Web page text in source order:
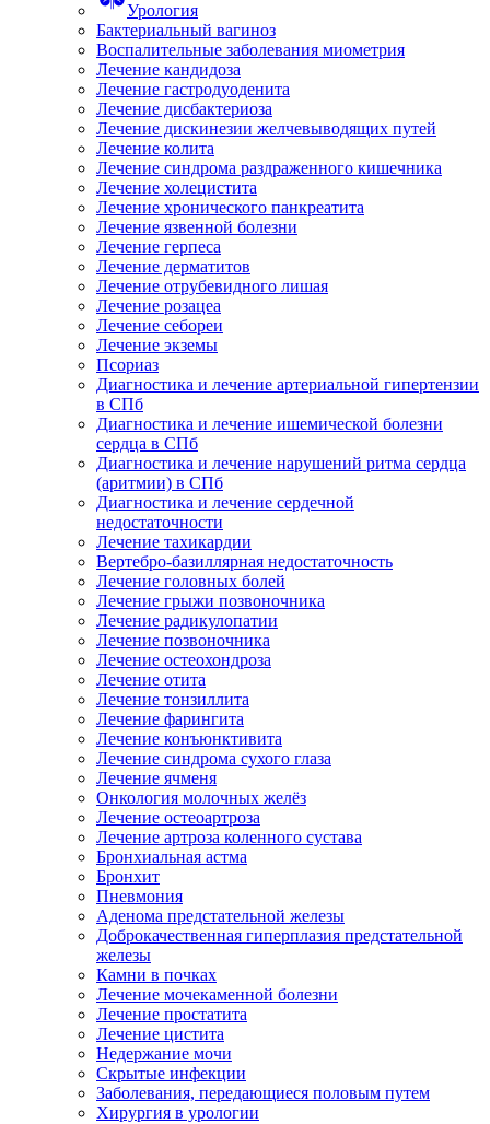
Урология
Бактериальный вагиноз
Воспалительные заболевания миометрия
Лечение кандидоза
Лечение гастродуоденита
Лечение дисбактериоза
Лечение дискинезии желчевыводящих путей
Лечение колита
Лечение синдрома раздраженного кишечника
Лечение холецистита
Лечение хронического панкреатита
Лечение язвенной болезни
Лечение герпеса
Лечение дерматитов
Лечение отрубевидного лишая
Лечение розацеа
Лечение себореи
Лечение экземы
Псориаз
Диагностика и лечение артериальной гипертензии
в СПб
Диагностика и лечение ишемической болезни
сердца в СПб
Диагностика и лечение нарушений ритма сердца
(аритмии) в СПб
Диагностика и лечение сердечной
недостаточности
Лечение тахикардии
Вертебро-базиллярная недостаточность
Лечение головных болей
Лечение грыжи позвоночника
Лечение радикулопатии
Лечение позвоночника
Лечение остеохондроза
Лечение отита
Лечение тонзиллита
Лечение фарингита
Лечение конъюнктивита
Лечение синдрома сухого глаза
Лечение ячменя
Онкология молочных желёз
Лечение остеоартроза
Лечение артроза коленного сустава
Бронхиальная астма
Бронхит
Пневмония
Аденома предстательной железы
Доброкачественная гиперплазия предстательной
железы
Камни в почках
Лечение мочекаменной болезни
Лечение простатита
Лечение цистита
Недержание мочи
Скрытые инфекции
Заболевания, передающиеся половым путем
Хирургия в урологии